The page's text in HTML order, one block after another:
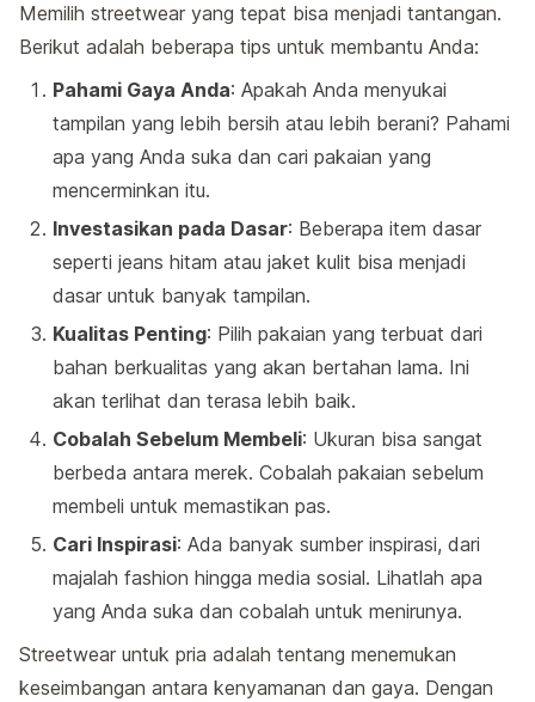
Memilih streetwear yang tepat bisa menjadi tantangan.
Berikut adalah beberapa tips untuk membantu Anda:
Pahami Gaya Anda: Apakah Anda menyukai
tampilan yang lebih bersih atau lebih berani? Pahami
apa yang Anda suka dan cari pakaian yang
mencerminkan itu.
Investasikan pada Dasar: Beberapa item dasar
seperti jeans hitam atau jaket kulit bisa menjadi
dasar untuk banyak tampilan.
Kualitas Penting: Pilih pakaian yang terbuat dari
bahan berkualitas yang akan bertahan lama. Ini
akan terlihat dan terasa lebih baik.
Cobalah Sebelum Membeli: Ukuran bisa sangat
berbeda antara merek. Cobalah pakaian sebelum
membeli untuk memastikan pas.
Cari Inspirasi: Ada banyak sumber inspirasi, dari
majalah fashion hingga media sosial. Lihatlah apa
yang Anda suka dan cobalah untuk menirunya.
Streetwear untuk pria adalah tentang menemukan
keseimbangan antara kenyamanan dan gaya. Dengan